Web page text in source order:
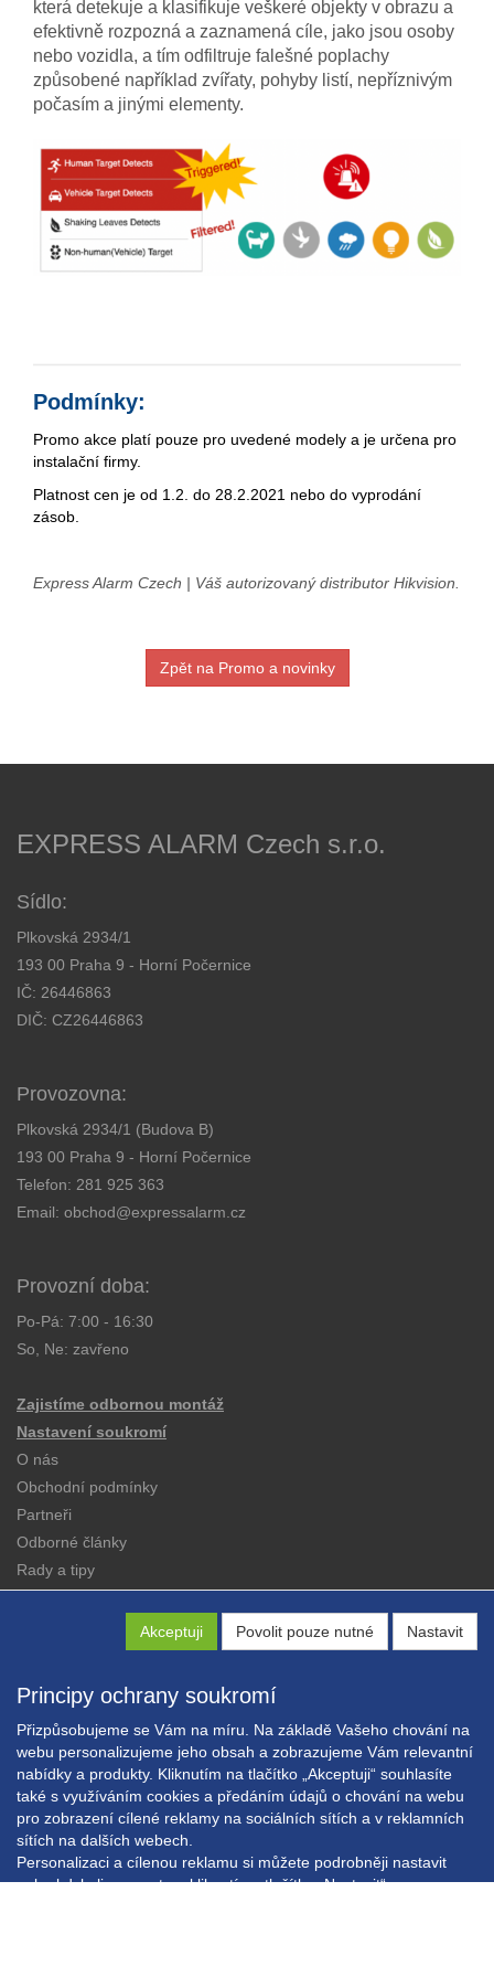
Akceptuji Povolit pouze nutné Nastavit
Principy ochrany soukromí
Přizpůsobujeme se Vám na míru. Na základě Vašeho chování na
webu personalizujeme jeho obsah a zobrazujeme Vám relevantní
nabídky a produkty. Kliknutím na tlačítko „Akceptuji“ souhlasíte
také s využíváním cookies a předáním údajů o chování na webu
pro zobrazení cílené reklamy na sociálních sítích a v reklamních
sítích na dalších webech.
Personalizaci a cílenou reklamu si můžete podrobněji nastavit
nebo kdykoli vypnout po kliknutí na tlačítko „Nastavit“.
která detekuje a klasifikuje veškeré objekty v obrazu a
efektivně rozpozná a zaznamená cíle, jako jsou osoby
nebo vozidla, a tím odfiltruje falešné poplachy
způsobené například zvířaty, pohyby listí, nepříznivým
počasím a jinými elementy.
Podmínky:
Promo akce platí pouze pro uvedené modely a je určena pro
instalační firmy.
Platnost cen je od 1.2. do 28.2.2021 nebo do vyprodání
zásob.
Express Alarm Czech | Váš autorizovaný distributor Hikvision.
Zpět na Promo a novinky
EXPRESS ALARM Czech s.r.o.
Sídlo:
Plkovská 2934/1
193 00 Praha 9 - Horní Počernice
IČ: 26446863
DIČ: CZ26446863
Provozovna:
Plkovská 2934/1 (Budova B)
193 00 Praha 9 - Horní Počernice
Telefon: 281 925 363
Email: obchod@expressalarm.cz
Provozní doba:
Po-Pá: 7:00 - 16:30
So, Ne: zavřeno
Zajistíme odbornou montáž
Nastavení soukromí
O nás
Obchodní podmínky
Partneři
Odborné články
Rady a tipy
Katalogy
Copyright © EXPRESS ALARM Czech s.r.o.
Powered byABRA E-shop